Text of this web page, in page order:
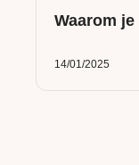
Waarom
14/01/2025